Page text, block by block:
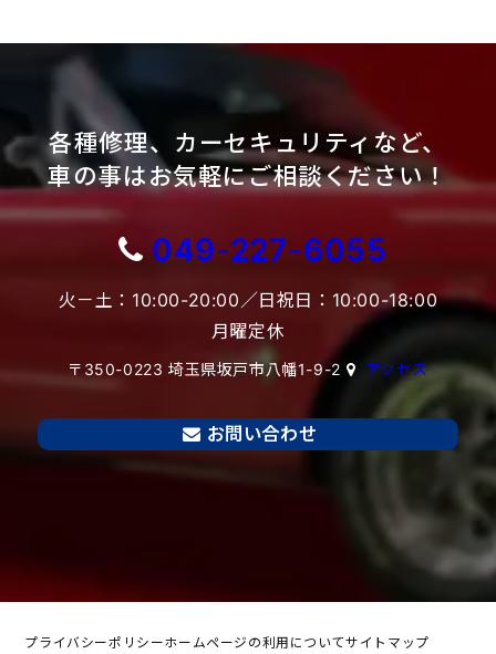
各種修理、カーセキュリティなど、
車の事はお気軽にご相談ください！
049-227-6055
火－土：10:00-20:00／日祝日：10:00-18:00
月曜定休
〒350-0223 埼玉県坂戸市八幡1-9-2 アクセス
お問い合わせ
プライバシーポリシーホームページの利用についてサイトマップ